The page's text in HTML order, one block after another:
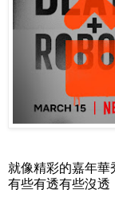
就像精彩的嘉年華
有些有透有些沒透